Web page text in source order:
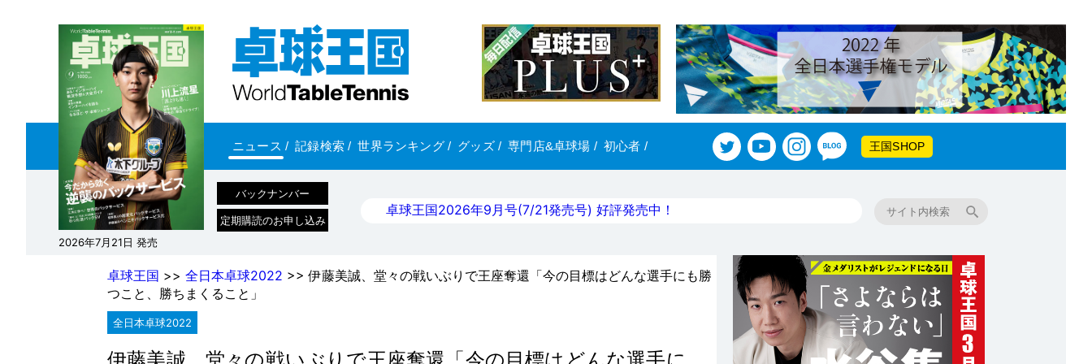
ニュース / 記録検索 / 世界ランキング/ グッズ/ 専門店&卓球場 / 初心者 / 王国SHOP
2026年7月21日 発売
バックナンバー
定期購読のお申し込み
卓球王国2026年9月号(7/21発売号) 好評発売中！
卓球王国 >> 全日本卓球2022 >> 伊藤美誠、堂々の戦いぶりで王座奪還「今の目標はどんな選手にも勝
つこと、勝ちまくること」
全日本卓球2022